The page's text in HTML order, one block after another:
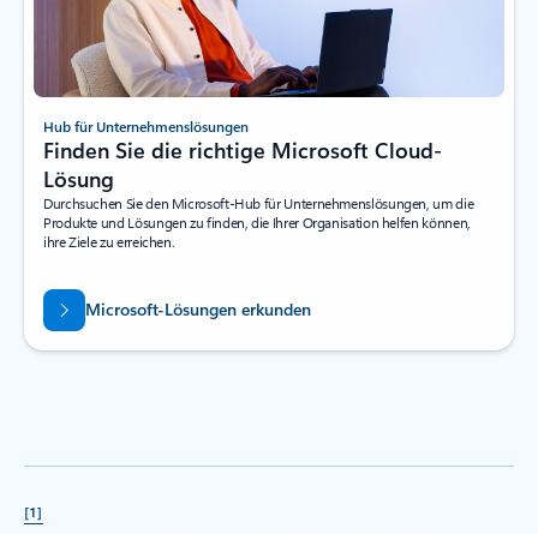
Hub für Unternehmenslösungen
Finden Sie die richtige Microsoft Cloud-
Lösung
Durchsuchen Sie den Microsoft-Hub für Unternehmenslösungen, um die
Produkte und Lösungen zu finden, die Ihrer Organisation helfen können,
ihre Ziele zu erreichen.
Microsoft-Lösungen erkunden
[1]